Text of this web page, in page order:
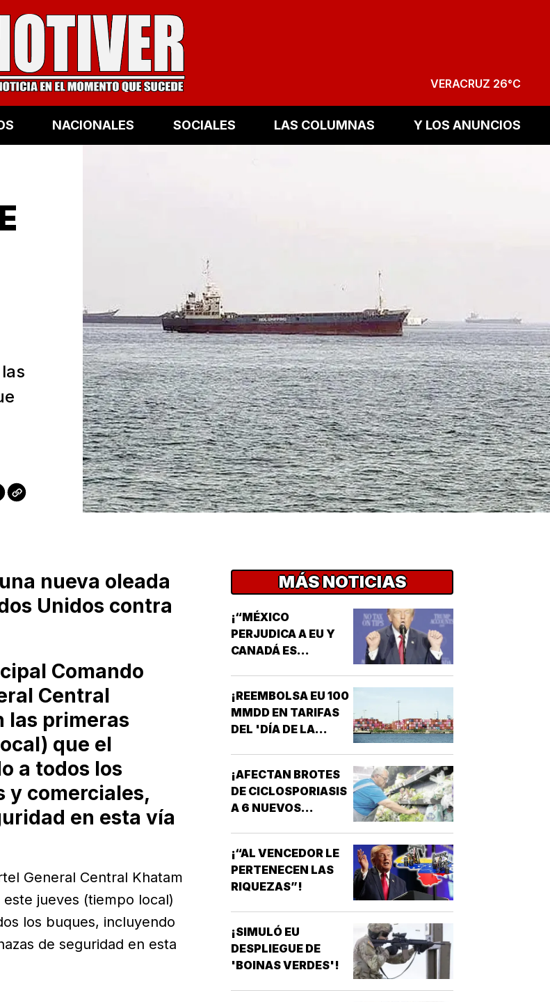
VERACRUZ 26°C
NACIONALES SOCIALES LAS COLUMNAS Y LOS ANUNCIOS
nueva oleada
Unidos contra
Comando
Central
las primeras
que el
a todos los
y comerciales,
en esta vía
General Central Khatam
jueves (tiempo local)
los buques, incluyendo
de seguridad en esta
MÁS NOTICIAS
¡“MÉXICO
PERJUDICA A EU Y
CANADÁ ES
¡REEMBOLSA EU 100
MMDD EN TARIFAS
DEL 'DÍA DE LA
¡AFECTAN BROTES
DE CICLOSPORIASIS
A 6 NUEVOS
¡“AL VENCEDOR LE
PERTENECEN LAS
RIQUEZAS”!
¡SIMULÓ EU
DESPLIEGUE DE
'BOINAS VERDES'!